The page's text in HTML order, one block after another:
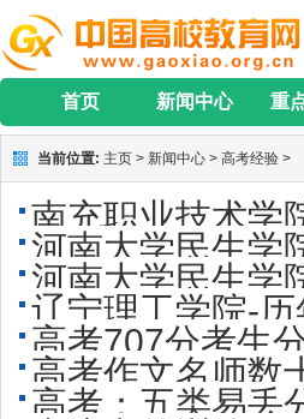
首页 新闻中心 重
当前位置: 主页 > 新闻中心 > 高考经验 >
南充职业技术学
接五年贯通培养
河南大学民生学
省）
河南大学民生学
汇总
辽宁理工学院-
高考707分考生
高考作文名师数
高考：五类易丢